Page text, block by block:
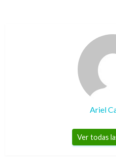
Ariel
Ver todas